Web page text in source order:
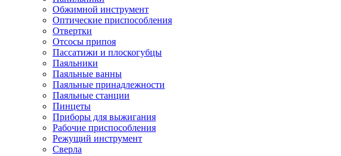
Обжимной инструмент
Оптические приспособления
Отвертки
Отсосы припоя
Пассатижи и плоскогубцы
Паяльники
Паяльные ванны
Паяльные принадлежности
Паяльные станции
Пинцеты
Приборы для выжигания
Рабочие приспособления
Режущий инструмент
Сверла